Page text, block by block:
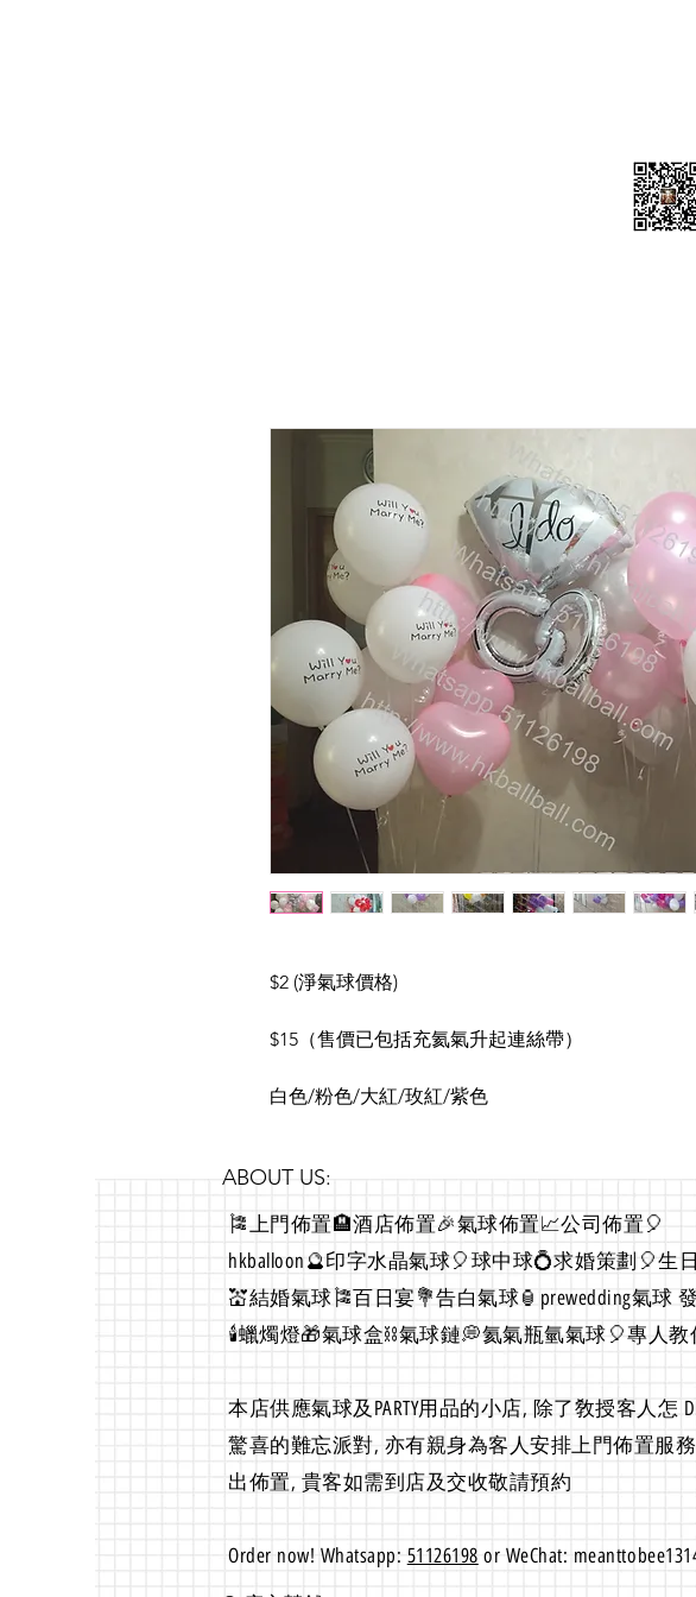
$2 (淨氣球價格)
$15（售價已包括充氦氣升起連絲帶）
白色/粉色/大紅/玫紅/紫色
ABOUT US:
🎏上門佈置🏨酒店佈置🎉氣球佈置📈公司佈置🎈
hkballoon🔮印字水晶氣球🎈球中球💍求婚策劃🎈生
💒結婚氣球🎏百日宴💐告白氣球🏮prewedding氣球
🕯蠟燭燈🎁氣球盒⛓氣球鏈💭氦氣瓶氫氣球🎈專人教
本店供應氣球及PARTY用品的小店, 除了敎授客人怎
驚喜的難忘派對, 亦有親身為客人安排上門佈置服
出佈置, 貴客如需到店及交收敬請預約
Order now! Whatsapp: 51126198 or WeChat: